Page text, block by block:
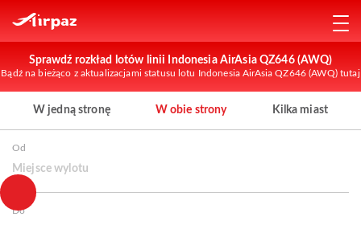
Sprawdź rozkład lotów linii Indonesia AirAsia QZ646 (AWQ)
Bądź na bieżąco z aktualizacjami statusu lotu Indonesia AirAsia QZ646 (AWQ) tutaj
W jedną stronę W obie strony Kilka miast
Od
Miejsce wylotu
Do